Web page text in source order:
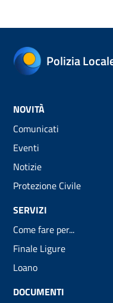
Polizia
NOVITÀ
Comunicati
Eventi
Notizie
Protezione Civile
SERVIZI
Come fare per...
Finale Ligure
Loano
DOCUMENTI